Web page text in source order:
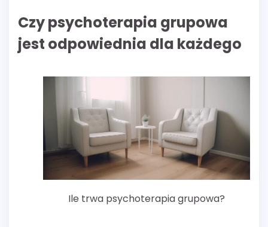
Czy psychoterapia grupowa
jest odpowiednia dla każdego
Ile trwa psychoterapia grupowa?